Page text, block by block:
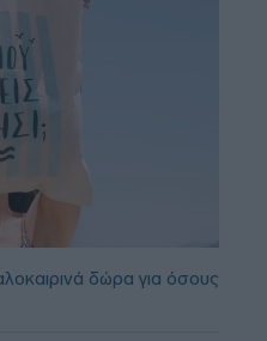
δώρα για όσους